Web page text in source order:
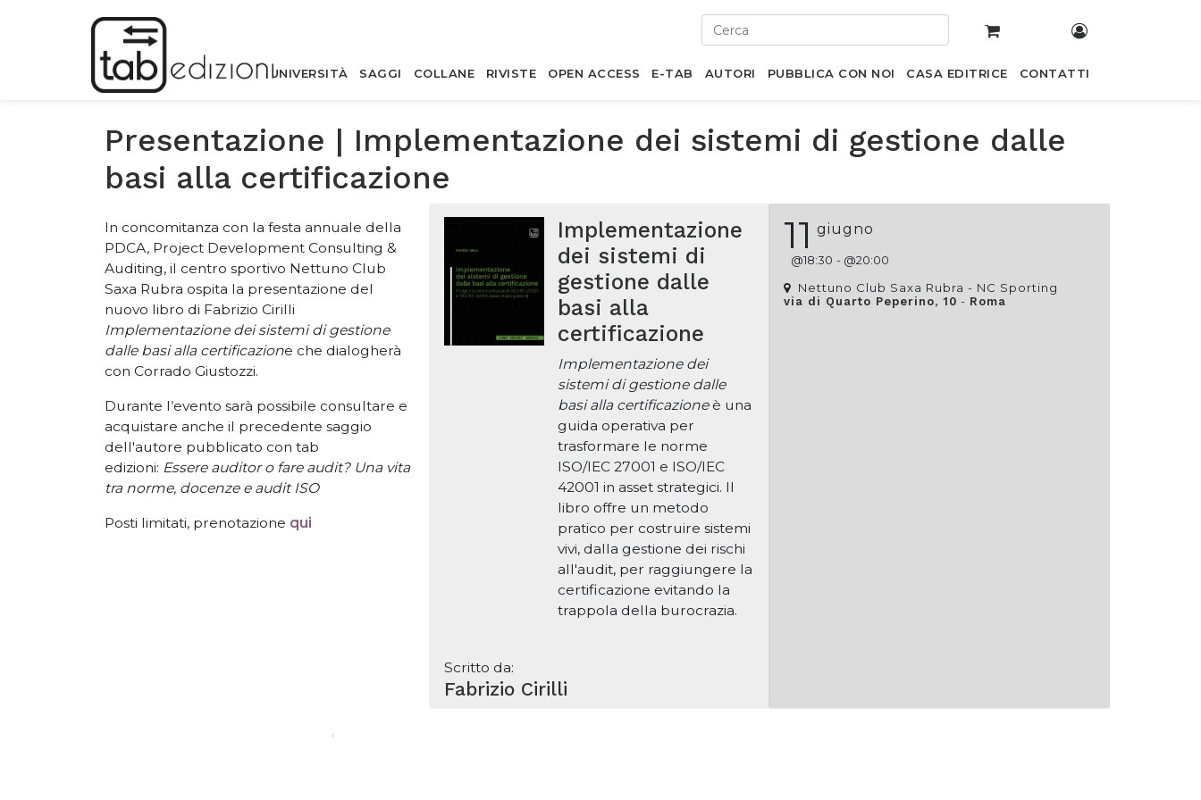
UNIVERSITÀ SAGGI COLLANE RIVISTE OPEN ACCESS E-TAB AUTORI PUBBLICA CON NOI CASA EDITRICE CONTATTI
Presentazione | Implementazione dei sistemi di gestione dalle
basi alla certificazione
In concomitanza con la festa annuale della
PDCA, Project Development Consulting &
Auditing, il centro sportivo Nettuno Club
Saxa Rubra ospita la presentazione del
nuovo libro di Fabrizio Cirilli
Implementazione dei sistemi di gestione
dalle basi alla certificazione che dialogherà
con Corrado Giustozzi.
Durante l’evento sarà possibile consultare e
acquistare anche il precedente saggio
dell'autore pubblicato con tab
edizioni: Essere auditor o fare audit? Una vita
tra norme, docenze e audit ISO
Posti limitati, prenotazione qui
Implementazione
dei sistemi di
gestione dalle
basi alla
certificazione
Implementazione dei
sistemi di gestione dalle
basi alla certificazione è una
guida operativa per
trasformare le norme
ISO/IEC 27001 e ISO/IEC
42001 in asset strategici. Il
libro offre un metodo
pratico per costruire sistemi
vivi, dalla gestione dei rischi
all'audit, per raggiungere la
certificazione evitando la
trappola della burocrazia.
Scritto da:
Fabrizio Cirilli
11 giugno
@18:30 - @20:00
Nettuno Club Saxa Rubra - NC Sporting
via di Quarto Peperino, 10 - Roma